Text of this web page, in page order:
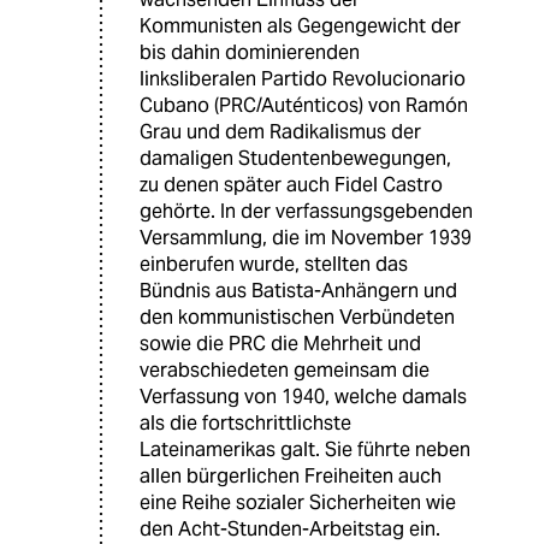
Kommunisten als Gegengewicht der
bis dahin dominierenden
linksliberalen Partido Revolucionario
Cubano (PRC/Auténticos) von Ramón
Grau und dem Radikalismus der
damaligen Studentenbewegungen,
zu denen später auch Fidel Castro
gehörte. In der verfassungsgebenden
Versammlung, die im November 1939
einberufen wurde, stellten das
Bündnis aus Batista-Anhängern und
den kommunistischen Verbündeten
sowie die PRC die Mehrheit und
verabschiedeten gemeinsam die
Verfassung von 1940, welche damals
als die fortschrittlichste
Lateinamerikas galt. Sie führte neben
allen bürgerlichen Freiheiten auch
eine Reihe sozialer Sicherheiten wie
den Acht-Stunden-Arbeitstag ein.